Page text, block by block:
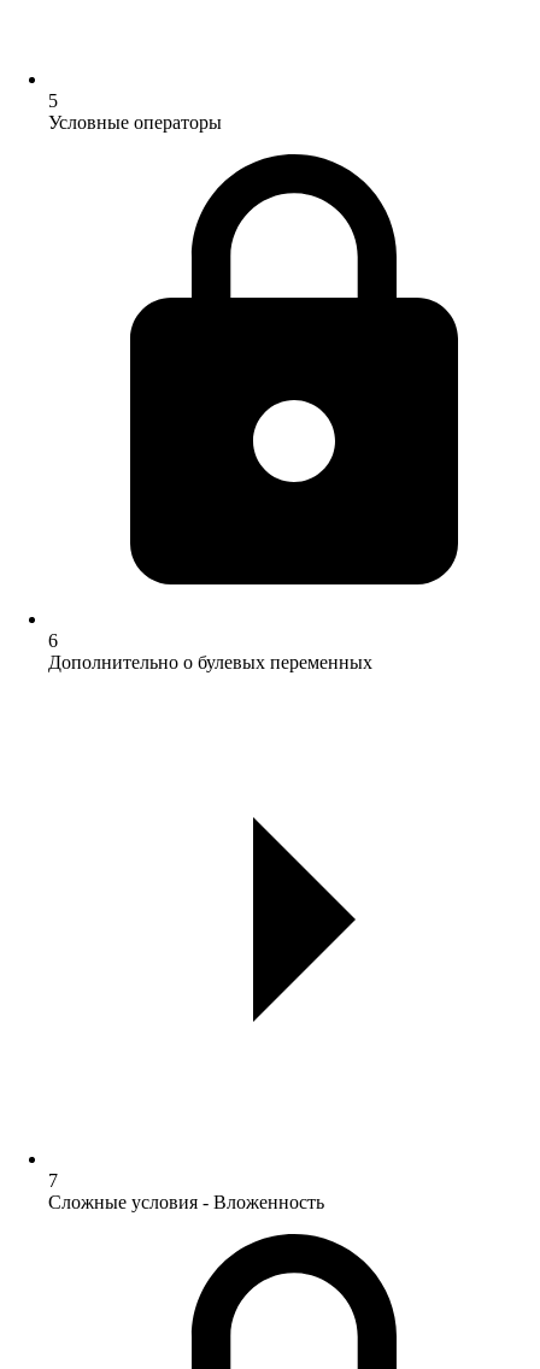
5
Условные операторы
6
Дополнительно о булевых переменных
7
Сложные условия - Вложенность